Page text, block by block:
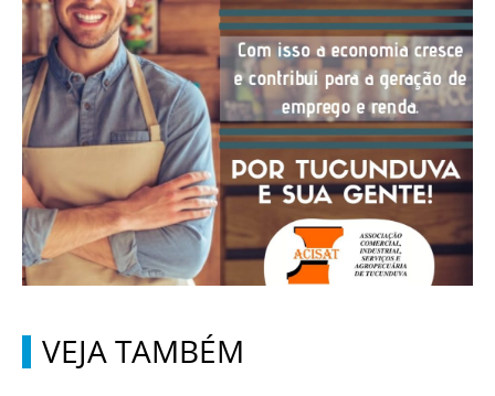
VEJA TAMBÉM